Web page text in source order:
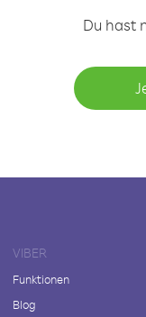
Du hast
VIBER
Funktionen
Blog